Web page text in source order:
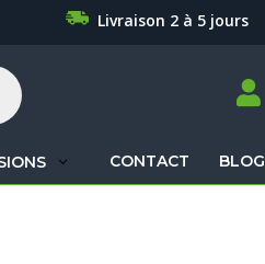
Livraison 2 à 5 jours

CONTACT BLOG